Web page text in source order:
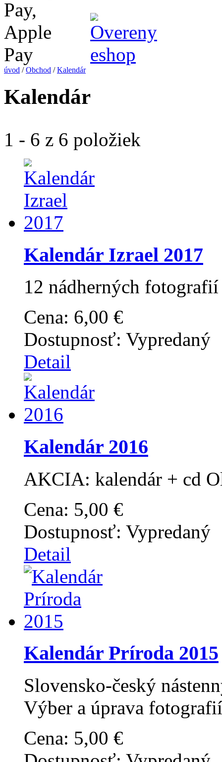
úvod /Obchod /Kalendár
Kalendár
1 - 6 z 6 položiek
Kalendár Izrael 2017
12 nádherných
Cena: 6,00 €
Dostupnosť: Vypredaný
Detail
Kalendár 2016
AKCIA: kalendár + cd
Cena: 5,00 €
Dostupnosť: Vypredaný
Detail
Kalendár Príroda 2015
Slovensko-český
Výber a úprava
Cena: 5,00 €